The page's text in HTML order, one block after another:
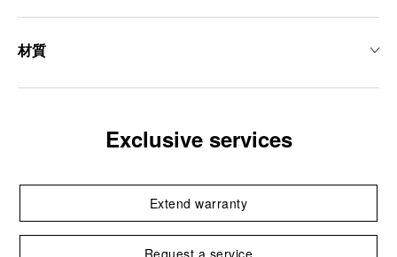
材質
Exclusive services
Extend warranty
Request a service